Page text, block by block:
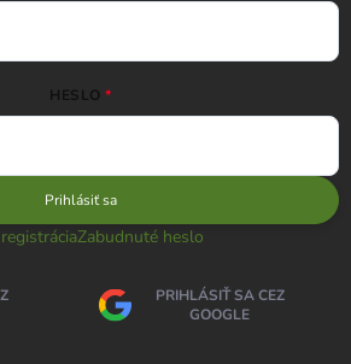
HESLO
Prihlásiť sa
Zabudnuté heslo
PRIHLÁSIŤ SA CEZ
GOOGLE